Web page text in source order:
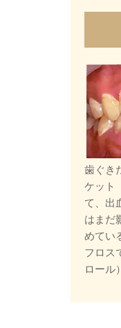
歯ぐき
ケット
て、出
はまだ
めてい
フロス
ロール